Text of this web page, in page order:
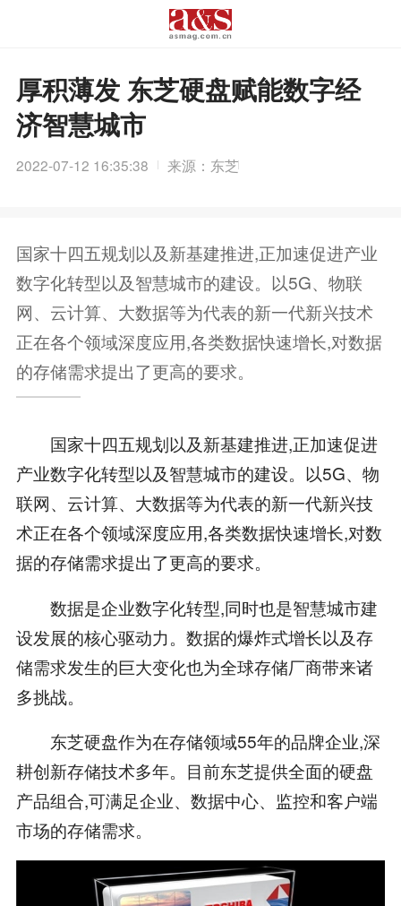
厚积薄发 东芝硬盘赋能数字经
济智慧城市
2022-07-12 16:35:38 来源：东芝
国家十四五规划以及新基建推进,正加速促进产业
数字化转型以及智慧城市的建设。以5G、物联
网、云计算、大数据等为代表的新一代新兴技术
正在各个领域深度应用,各类数据快速增长,对数据
的存储需求提出了更高的要求。
国家十四五规划以及新基建推进,正加速促进
产业数字化转型以及智慧城市的建设。以5G、物
联网、云计算、大数据等为代表的新一代新兴技
术正在各个领域深度应用,各类数据快速增长,对数
据的存储需求提出了更高的要求。
数据是企业数字化转型,同时也是智慧城市建
设发展的核心驱动力。数据的爆炸式增长以及存
储需求发生的巨大变化也为全球存储厂商带来诸
多挑战。
东芝硬盘作为在存储领域55年的品牌企业,深
耕创新存储技术多年。目前东芝提供全面的硬盘
产品组合,可满足企业、数据中心、监控和客户端
市场的存储需求。